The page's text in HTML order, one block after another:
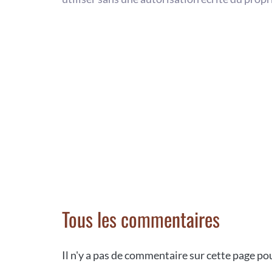
Tous les commentaires
Il n'y a pas de commentaire sur cette page